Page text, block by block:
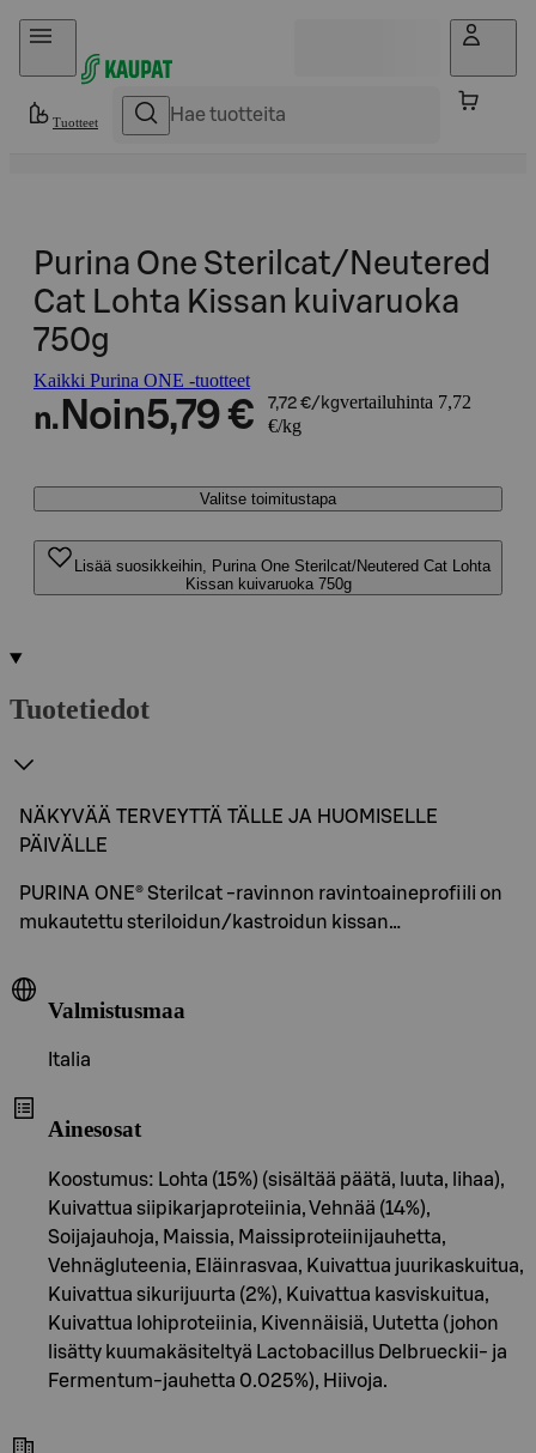
Hyppää sisältöön
Tuotteet
Purina One Sterilcat/Neutered
Cat Lohta Kissan kuivaruoka
750g
Kaikki Purina ONE -tuotteet
n. Noin5,79 € 7,72 €/kgvertailuhinta 7,72
€/kg
Valitse toimitustapa
Lisää suosikkeihin, Purina One Sterilcat/Neutered Cat Lohta
Kissan kuivaruoka 750g
Tuotetiedot
NÄKYVÄÄ TERVEYTTÄ TÄLLE JA HUOMISELLE
PÄIVÄLLE
PURINA ONE® Sterilcat -ravinnon ravintoaineprofiili on
mukautettu steriloidun/kastroidun kissan…
Valmistusmaa
Italia
Ainesosat
Koostumus: Lohta (15%) (sisältää päätä, luuta, lihaa),
Kuivattua siipikarjaproteiinia, Vehnää (14%),
Soijajauhoja, Maissia, Maissiproteiinijauhetta,
Vehnägluteenia, Eläinrasvaa, Kuivattua juurikaskuitua,
Kuivattua sikurijuurta (2%), Kuivattua kasviskuitua,
Kuivattua lohiproteiinia, Kivennäisiä, Uutetta (johon
lisätty kuumakäsiteltyä Lactobacillus Delbrueckii- ja
Fermentum-jauhetta 0.025%), Hiivoja.